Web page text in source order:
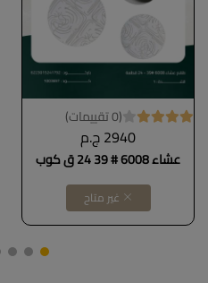
(0 تقييمات)
2940 ج.م
عشاء 6008 # 39 24 ق كوب
غير متاح